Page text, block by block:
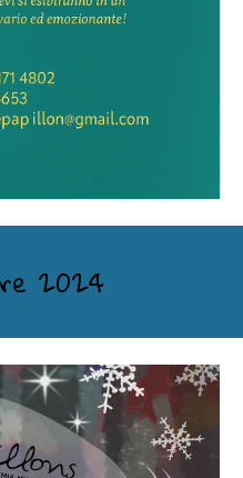
2024